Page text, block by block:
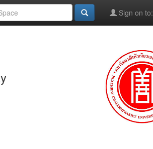
Sign on to: